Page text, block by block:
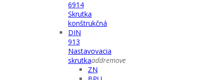
6914
Skrutka
konštrukčná
DIN
913
Nastavovacia
skrutkaaddremove
ZN